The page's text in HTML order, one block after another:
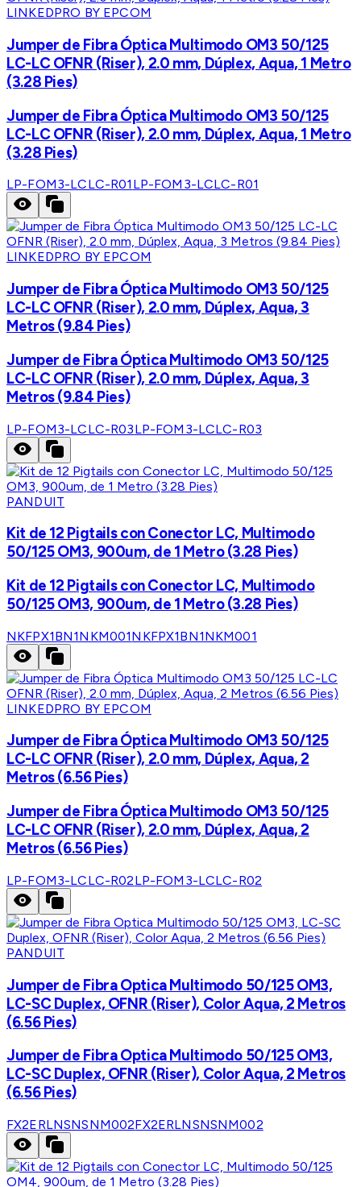
LINKEDPRO BY EPCOM
Jumper de Fibra Óptica Multimodo OM3 50/125
LC-LC OFNR (Riser), 2.0 mm, Dúplex, Aqua, 1 Metro
(3.28 Pies)
Jumper de Fibra Óptica Multimodo OM3 50/125
LC-LC OFNR (Riser), 2.0 mm, Dúplex, Aqua, 1 Metro
(3.28 Pies)
LP-FOM3-LCLC-R01 LP-FOM3-LCLC-R01
LINKEDPRO BY EPCOM
Jumper de Fibra Óptica Multimodo OM3 50/125
LC-LC OFNR (Riser), 2.0 mm, Dúplex, Aqua, 3
Metros (9.84 Pies)
Jumper de Fibra Óptica Multimodo OM3 50/125
LC-LC OFNR (Riser), 2.0 mm, Dúplex, Aqua, 3
Metros (9.84 Pies)
LP-FOM3-LCLC-R03LP-FOM3-LCLC-R03
PANDUIT
Kit de 12 Pigtails con Conector LC, Multimodo
50/125 OM3, 900um, de 1 Metro (3.28 Pies)
Kit de 12 Pigtails con Conector LC, Multimodo
50/125 OM3, 900um, de 1 Metro (3.28 Pies)
NKFPX1BN1NKM001NKFPX1BN1NKM001
LINKEDPRO BY EPCOM
Jumper de Fibra Óptica Multimodo OM3 50/125
LC-LC OFNR (Riser), 2.0 mm, Dúplex, Aqua, 2
Metros (6.56 Pies)
Jumper de Fibra Óptica Multimodo OM3 50/125
LC-LC OFNR (Riser), 2.0 mm, Dúplex, Aqua, 2
Metros (6.56 Pies)
LP-FOM3-LCLC-R02LP-FOM3-LCLC-R02
PANDUIT
Jumper de Fibra Optica Multimodo 50/125 OM3,
LC-SC Duplex, OFNR (Riser), Color Aqua, 2 Metros
(6.56 Pies)
Jumper de Fibra Optica Multimodo 50/125 OM3,
LC-SC Duplex, OFNR (Riser), Color Aqua, 2 Metros
(6.56 Pies)
FX2ERLNSNSNM002FX2ERLNSNSNM002